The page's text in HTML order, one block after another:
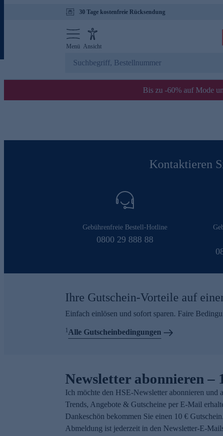
30 Tage kostenfreie Rücksendung
Menü Ansicht
Bis zu -60% auf Mode
Kontaktieren
Gebührenfreie Bestell-Hotline
0800 29 888 88
Ihre Gutschein-Vorteile auf
Einfach einlösen und sofort sparen. Faire
1Alle Gutscheinbedingungen
Newsletter abonnieren –
Ich möchte den HSE-Newsletter abonnieren und
Trends, Angebote & Gutscheine per E-Mail
Dankeschön bekommen Sie einen 10 €
Abmeldung ist jederzeit in den Newsletter-E-